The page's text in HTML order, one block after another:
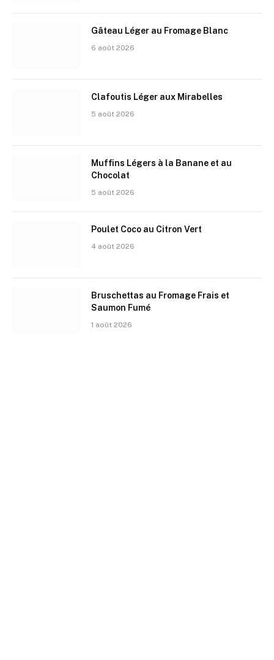
Gâteau Léger au Fromage Blanc
6 août 2026
Clafoutis Léger aux Mirabelles
5 août 2026
Muffins Légers à la Banane et au
Chocolat
5 août 2026
Poulet Coco au Citron Vert
4 août 2026
Bruschettas au Fromage Frais et
Saumon Fumé
1 août 2026